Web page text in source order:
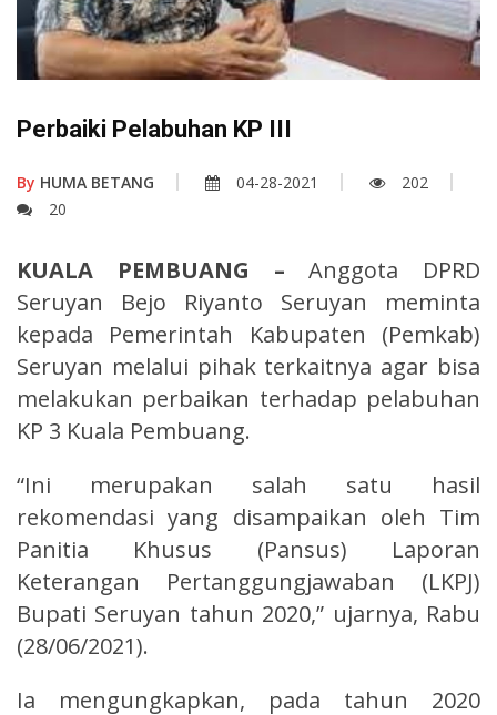
Perbaiki Pelabuhan KP III
By HUMA BETANG 04-28-2021
202
20
KUALA PEMBUANG – Anggota DPRD
Seruyan Bejo Riyanto Seruyan meminta
kepada Pemerintah Kabupaten (Pemkab)
Seruyan melalui pihak terkaitnya agar bisa
melakukan perbaikan terhadap pelabuhan
KP 3 Kuala Pembuang.
“Ini merupakan salah satu hasil
rekomendasi yang disampaikan oleh Tim
Panitia Khusus (Pansus) Laporan
Keterangan Pertanggungjawaban (LKPJ)
Bupati Seruyan tahun 2020,” ujarnya, Rabu
(28/06/2021).
Ia mengungkapkan, pada tahun 2020